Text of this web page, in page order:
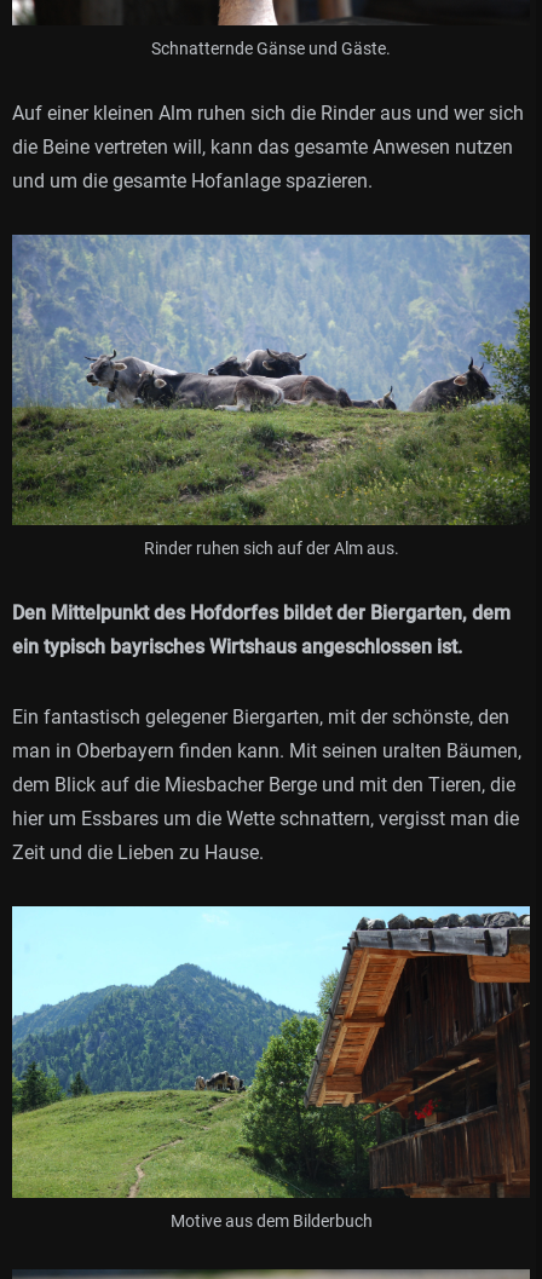
Schnatternde Gänse und Gäste.
Auf einer kleinen Alm ruhen sich die Rinder aus und wer sich
die Beine vertreten will, kann das gesamte Anwesen nutzen
und um die gesamte Hofanlage spazieren.
Rinder ruhen sich auf der Alm aus.
Den Mittelpunkt des Hofdorfes bildet der Biergarten, dem
ein typisch bayrisches Wirtshaus angeschlossen ist.
Ein fantastisch gelegener Biergarten, mit der schönste, den
man in Oberbayern finden kann. Mit seinen uralten Bäumen,
dem Blick auf die Miesbacher Berge und mit den Tieren, die
hier um Essbares um die Wette schnattern, vergisst man die
Zeit und die Lieben zu Hause.
Motive aus dem Bilderbuch